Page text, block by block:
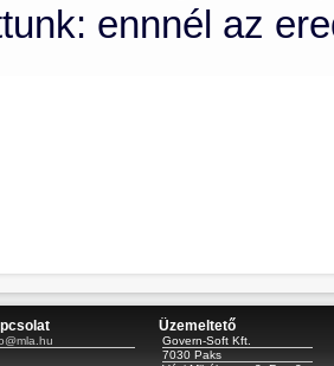
ennnél az
Üzemeltető
Govern-Soft Kft.
7030 Paks